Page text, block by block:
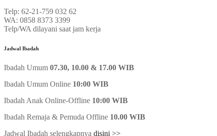
Telp: 62-21-759 032 62
WA: 0858 8373 3399
Telp/WA dilayani saat jam kerja
Jadwal Ibadah
Ibadah Umum 07.30, 10.00 & 17.00 WIB
Ibadah Umum Online 10:00 WIB
Ibadah Anak Online-Offline 10:00 WIB
Ibadah Remaja & Pemuda Offline 10.00 WIB
Jadwal Ibadah selengkapnya disini >>